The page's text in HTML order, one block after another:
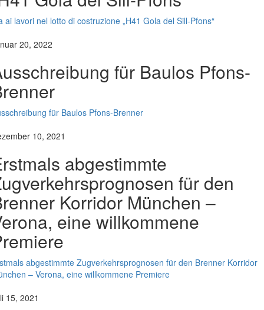
ai lavori nel lotto di costruzione „H41 Gola del Sill-Pfons“
20, 2022
für Baulos Pfons-
für Baulos Pfons-Brenner
10, 2021
abgestimmte
für den
Korridor München –
eine willkommene
abgestimmte Zugverkehrsprognosen für den Brenner Korridor
– Verona, eine willkommene Premiere
15, 2021